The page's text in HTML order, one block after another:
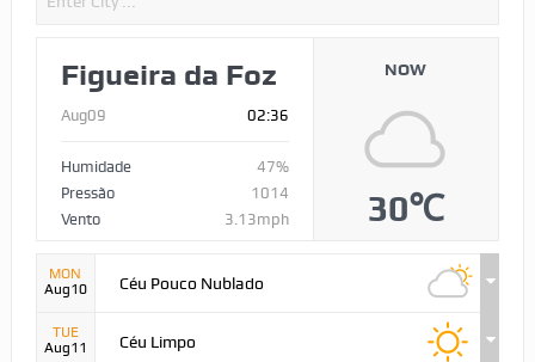
Figueira da Foz
Aug09 02:36
Humidade
47%
Pressão
1014
Vento
3.13mph
NOW
30℃
MON
Aug10
Céu Pouco Nublado
TUE
Aug11
Céu Limpo